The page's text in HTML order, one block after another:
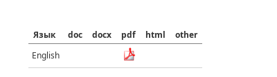
Язык doc docx pdf html
other
English